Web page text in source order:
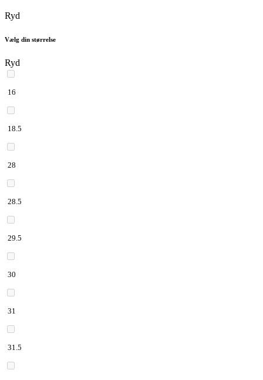
Ryd
Vælg din størrelse
Ryd
16
18.5
28
28.5
29.5
30
31
31.5